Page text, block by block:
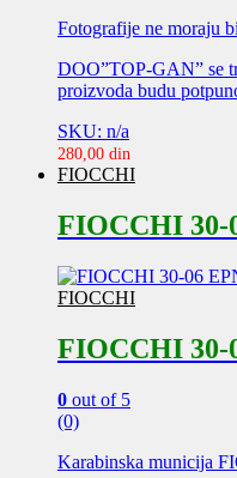
Fotografije ne moraju
DOO”TOP-GAN” se
proizvoda budu
SKU: n/a
280,00 din
FIOCCHI
FIOCCHI 30-
FIOCCHI
FIOCCHI 30-
0 out of 5
(0)
Karabinska municija